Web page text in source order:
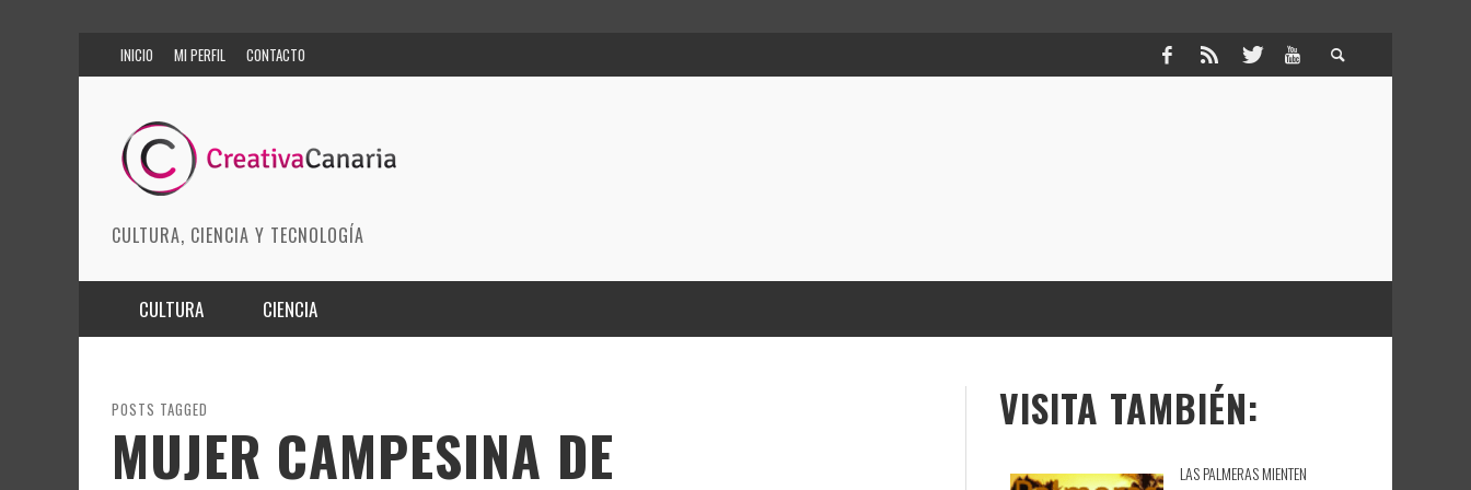
INICIO MI PERFIL CONTACTO
CULTURA, CIENCIA Y TECNOLOGÍA
CULTURA
ARTES ESCÉNICAS
CIENCIA
INNOVACIÓN
CIENCIAS DE LA TIERRA
POSTS TAGGED
MUJER CAMPESINA DE
VISITA TAMBIÉN:
LAS PALMERAS MIENTEN